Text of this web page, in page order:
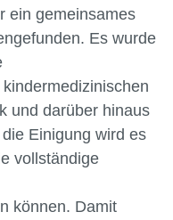
ein gemeinsames
Es wurde
und darüber hinaus
Einigung wird es
vollständige
können. Damit